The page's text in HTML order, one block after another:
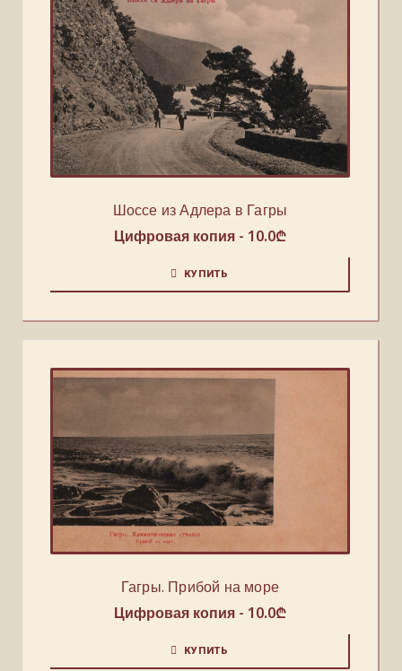
Шоссе из Адлера в Гагры
Цифровая копия - 10.0₾
КУПИТЬ
Гагры. Прибой на море
Цифровая копия - 10.0₾
КУПИТЬ